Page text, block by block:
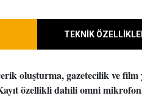
TEKNİK
oluşturma, gazetecilik ve film
özellikli dahili omni